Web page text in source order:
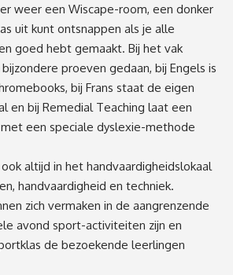
weer een Wiscape-room, een donker
uit kunt ontsnappen als je alle
goed hebt gemaakt. Bij het vak
proeven gedaan, bij Engels is
bij Frans staat de eigen
en bij Remedial Teaching laat een
een speciale dyslexie-methode
altijd in het handvaardigheidslokaal
handvaardigheid en techniek.
zich vermaken in de aangrenzende
avond sport-activiteiten zijn en
de bezoekende leerlingen